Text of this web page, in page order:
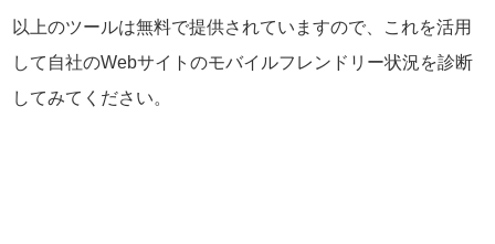
以上のツールは無料で提供されていますので、これを活用
して自社のWebサイトのモバイルフレンドリー状況を診断
してみてください。